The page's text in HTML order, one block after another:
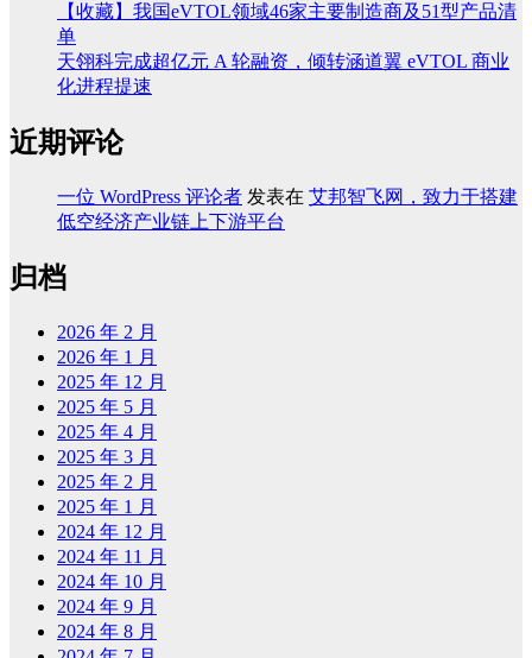
【收藏】我国eVTOL领域46家主要制造商及51型产品清
单
天翎科完成超亿元 A 轮融资，倾转涵道翼 eVTOL 商业
化进程提速
近期评论
一位 WordPress 评论者 发表在 艾邦智飞网，致力于搭建
低空经济产业链上下游平台
归档
2026 年 2 月
2026 年 1 月
2025 年 12 月
2025 年 5 月
2025 年 4 月
2025 年 3 月
2025 年 2 月
2025 年 1 月
2024 年 12 月
2024 年 11 月
2024 年 10 月
2024 年 9 月
2024 年 8 月